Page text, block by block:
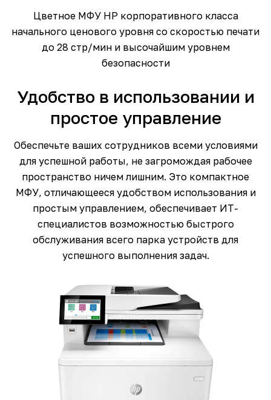
Цветное МФУ HP корпоративного класса
начального ценового уровня со скоростью печати
до 28 стр/мин и высочайшим уровнем
безопасности
Удобство в использовании и
простое управление
Обеспечьте ваших сотрудников всеми условиями
для успешной работы, не загромождая рабочее
пространство ничем лишним. Это компактное
МФУ, отличающееся удобством использования и
простым управлением, обеспечивает ИТ-
специалистов возможностью быстрого
обслуживания всего парка устройств для
успешного выполнения задач.